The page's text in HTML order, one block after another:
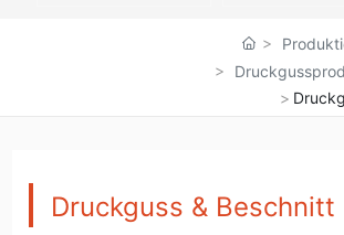
Kontakt mit uns
Druckguss & Beschnitt